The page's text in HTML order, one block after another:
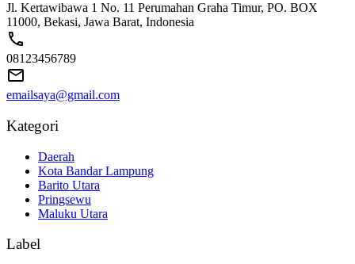
Jl. Kertawibawa 1 No. 11 Perumahan Graha Timur, PO. BOX
11000, Bekasi, Jawa Barat, Indonesia
08123456789
emailsaya@gmail.com
Kategori
Daerah
Kota Bandar Lampung
Barito Utara
Pringsewu
Maluku Utara
Label